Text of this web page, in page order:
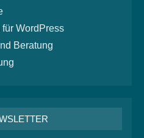
WordPress
Beratung